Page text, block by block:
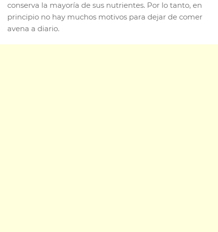
conserva la mayoría de sus nutrientes. Por lo tanto, en
principio no hay muchos motivos para dejar de comer
avena a diario.